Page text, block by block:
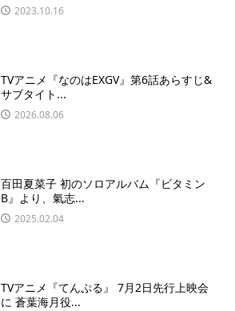
2023.10.16
TVアニメ『なのはEXGV』第6話あらすじ&
サブタイト...
2026.08.06
百田夏菜子 初のソロアルバム『ビタミン
B』より、氣志...
2025.02.04
TVアニメ『てんぷる』 7月2日先行上映会
に 蒼葉海月役...